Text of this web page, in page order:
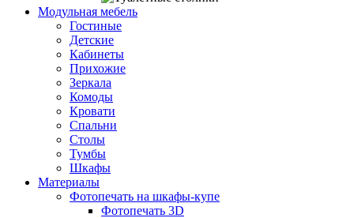
Модульная мебель
Гостиные
Детские
Кабинеты
Прихожие
Зеркала
Комоды
Кровати
Спальни
Столы
Тумбы
Шкафы
Материалы
Фотопечать на шкафы-купе
Фотопечать 3D